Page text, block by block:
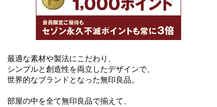
最適な素材や製法にこだわり、
シンプルと創造性を両立したデザインで、
世界的なブランドとなった無印良品。
部屋の中を全て無印良品で揃えて、